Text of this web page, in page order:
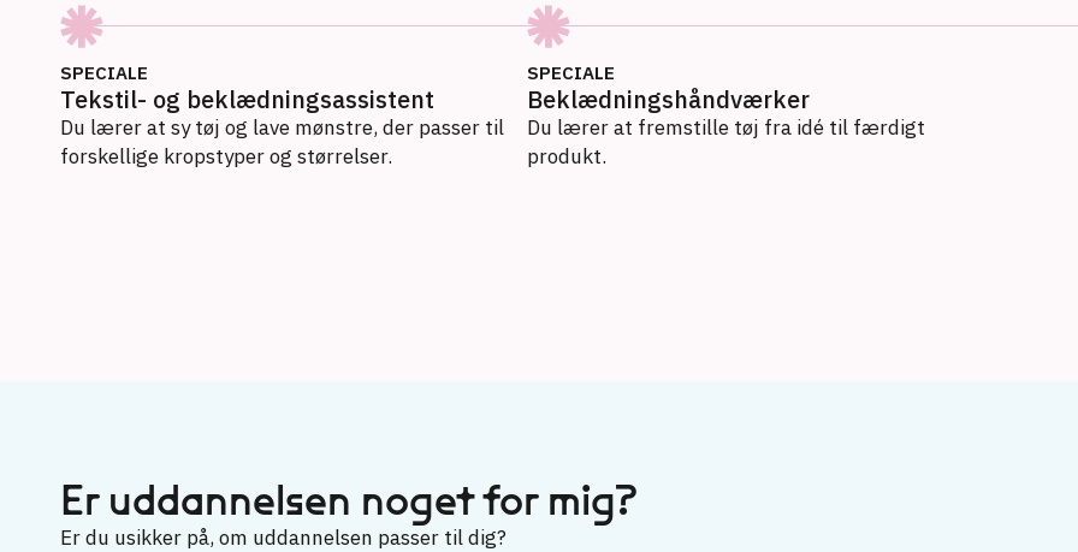
SPECIALE
Tekstil- og beklædningsassistent
Du lærer at sy tøj og lave mønstre, der passer til
forskellige kropstyper og størrelser.
SPECIALE
Beklædningshåndværker
Du lærer at fremstille tøj fra idé til færdigt
produkt.
Er uddannelsen noget for mig?
Er du usikker på, om uddannelsen passer til dig?